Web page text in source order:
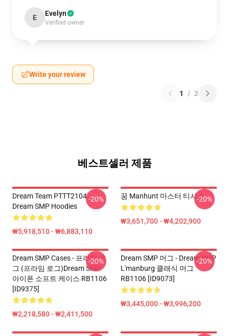
E Evelyn
Verified owner
Write your review
1 / 2
베스트셀러 제품
Dream Team PTTT2104
Dream SMP Hoodies
₩5,918,510 - ₩6,883,110
-20% 꿈 Manhunt 마스터 티셔츠
₩3,651,700 - ₩4,202,900
-20%
Dream SMP Cases - 프라임 로
그 (프라임 로그)Dream SMP·
아이폰 소프트 케이스 RB1106
[ID9375]
₩2,218,580 - ₩2,411,500
-20%
Dream SMP 머그 - Dream SMP
L'manburg 클래식 머그
RB1106 [ID9073]
₩3,445,000 - ₩3,996,200
-20%